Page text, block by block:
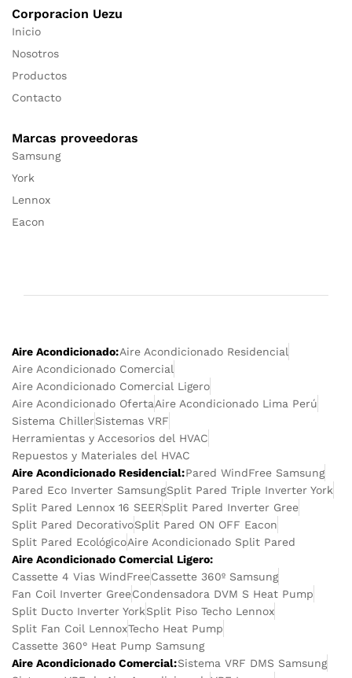
Corporacion Uezu
Inicio
Nosotros
Productos
Contacto
Marcas proveedoras
Samsung
York
Lennox
Eacon
Aire Acondicionado:Aire Acondicionado Residencial
Aire Acondicionado Comercial
Aire Acondicionado Comercial Ligero
Aire Acondicionado OfertaAire Acondicionado Lima Perú
Sistema ChillerSistemas VRF
Herramientas y Accesorios del HVAC
Repuestos y Materiales del HVAC
Aire Acondicionado Residencial:Pared WindFree Samsung
Pared Eco Inverter SamsungSplit Pared Triple Inverter York
Split Pared Lennox 16 SEERSplit Pared Inverter Gree
Split Pared DecorativoSplit Pared ON OFF Eacon
Split Pared EcológicoAire Acondicionado Split Pared
Aire Acondicionado Comercial Ligero:
Cassette 4 Vias WindFreeCassette 360º Samsung
Fan Coil Inverter GreeCondensadora DVM S Heat Pump
Split Ducto Inverter YorkSplit Piso Techo Lennox
Split Fan Coil LennoxTecho Heat Pump
Cassette 360° Heat Pump Samsung
Aire Acondicionado Comercial:Sistema VRF DMS Samsung